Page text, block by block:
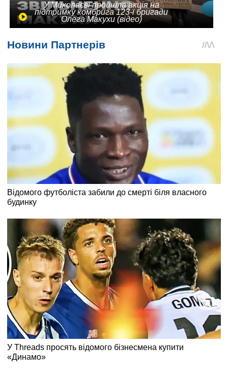
У Миколаєві пройшла акція на
підтримку комбрига 123-ї бригади
Олега Макухи (відео)